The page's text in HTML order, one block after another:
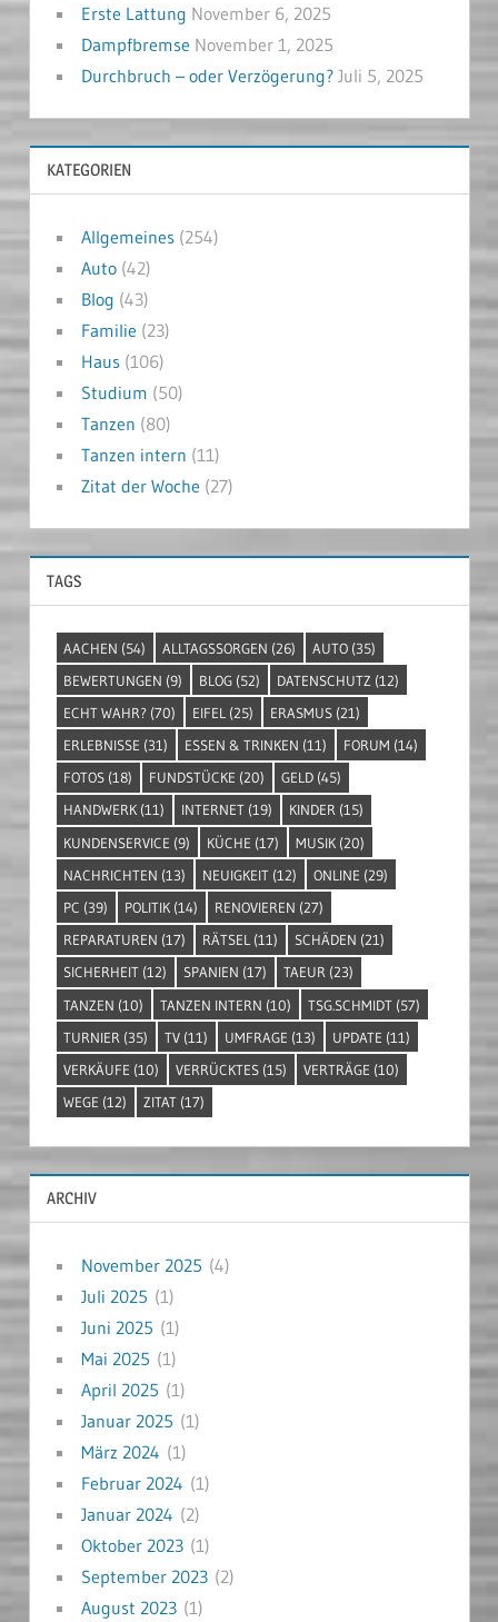
Erste Lattung November 6, 2025
Dampfbremse November 1, 2025
Durchbruch – oder Verzögerung? Juli 5, 2025
KATEGORIEN
Allgemeines(254)
Auto(42)
Blog (43)
Familie (23)
Haus(106)
Studium (50)
Tanzen (80)
Tanzen intern (11)
Zitat der Woche (27)
TAGS
AACHEN (54) ALLTAGSSORGEN (26) AUTO (35)
BEWERTUNGEN (9) BLOG (52) DATENSCHUTZ (12)
ECHT WAHR? (70) EIFEL (25) ERASMUS (21)
ERLEBNISSE (31) ESSEN & TRINKEN (11) FORUM (14)
FOTOS (18) FUNDSTÜCKE (20) GELD (45)
HANDWERK (11) INTERNET (19) KINDER (15)
KUNDENSERVICE (9) KÜCHE (17) MUSIK (20)
NACHRICHTEN (13) NEUIGKEIT (12) ONLINE (29)
PC (39) POLITIK (14) RENOVIEREN (27)
REPARATUREN (17) RÄTSEL (11) SCHÄDEN (21)
SICHERHEIT (12) SPANIEN (17) TAEUR (23)
TANZEN (10) TANZEN INTERN (10) TSG.SCHMIDT (57)
TURNIER (35) TV (11) UMFRAGE (13) UPDATE (11)
VERKÄUFE (10) VERRÜCKTES (15) VERTRÄGE (10)
WEGE (12) ZITAT (17)
ARCHIV
November 2025 (4)
Juli 2025 (1)
Juni 2025 (1)
Mai 2025 (1)
April 2025 (1)
Januar 2025 (1)
März 2024 (1)
Februar 2024 (1)
Januar 2024 (2)
Oktober 2023(1)
September 2023(2)
August 2023(1)